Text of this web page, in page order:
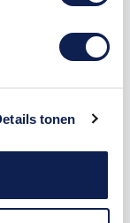
tonen
bestellen
Piepschuim